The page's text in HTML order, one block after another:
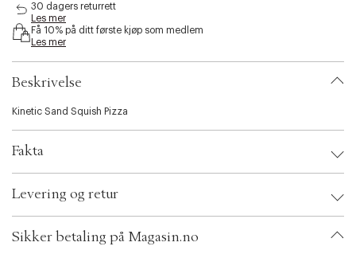
s
s
i
i
l
t
v
i
i
30 dagers returrett
Les mer
Få 10% på ditt første kjøp som medlem
Les mer
Beskrivelse
Kinetic Sand Squish Pizza
Fakta
EAN: 681147059214
ID: BKJG52-0008
Levering og retur
Sikker betaling på Magasin.no